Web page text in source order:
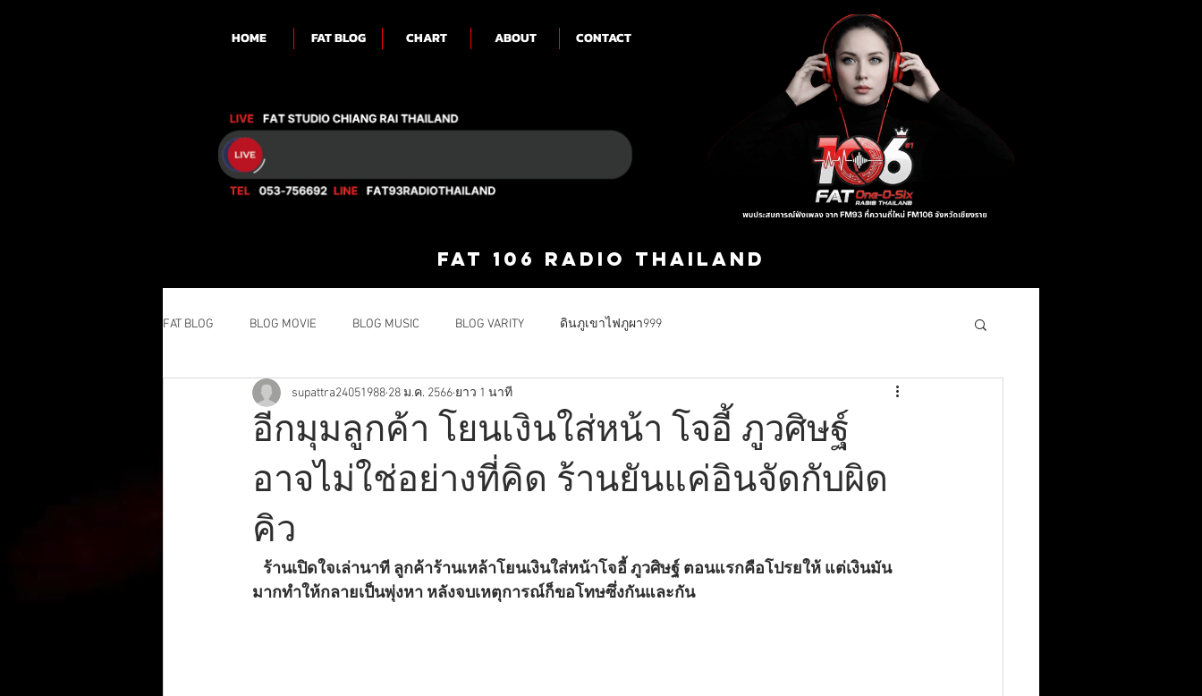
HOME FAT BLOG CHART ABOUT CONTACT
FAT 106 RADIO THAILAND
FAT BLOG BLOG MOVIE BLOG MUSIC BLOG VARITY ดินภูเขาไฟภูผา999
อีกมุมลูกค้า โยนเงินใส่หน้า โจอี้ ภูวศิษฐ์
อาจไม่ใช่อย่างที่คิด ร้านยันแค่อินจัดกับผิด
คิว
supattra24051988 28 ม.ค. 2566 ยาว 1 นาที
มากทำให้กลายเป็นพุ่งหา หลังจบเหตุการณ์ก็ขอโทษซึ่งกันและกัน